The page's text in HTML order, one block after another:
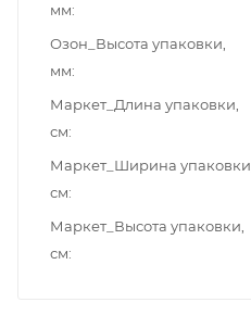
мм
Озон_Высота упаковки,
мм
Маркет_Длина упаковки,
см
Маркет_Ширина
см
Маркет_Высота упаковки,
см